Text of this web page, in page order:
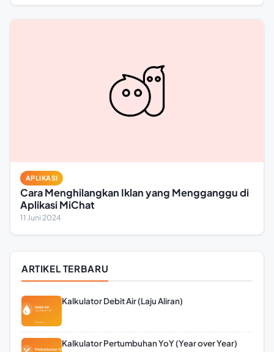
APLIKASI
Cara Menghilangkan Iklan yang Mengganggu di
Aplikasi MiChat
11 Juni 2024
ARTIKEL TERBARU
Kalkulator Debit Air (Laju Aliran)
Kalkulator Pertumbuhan YoY (Year over Year)